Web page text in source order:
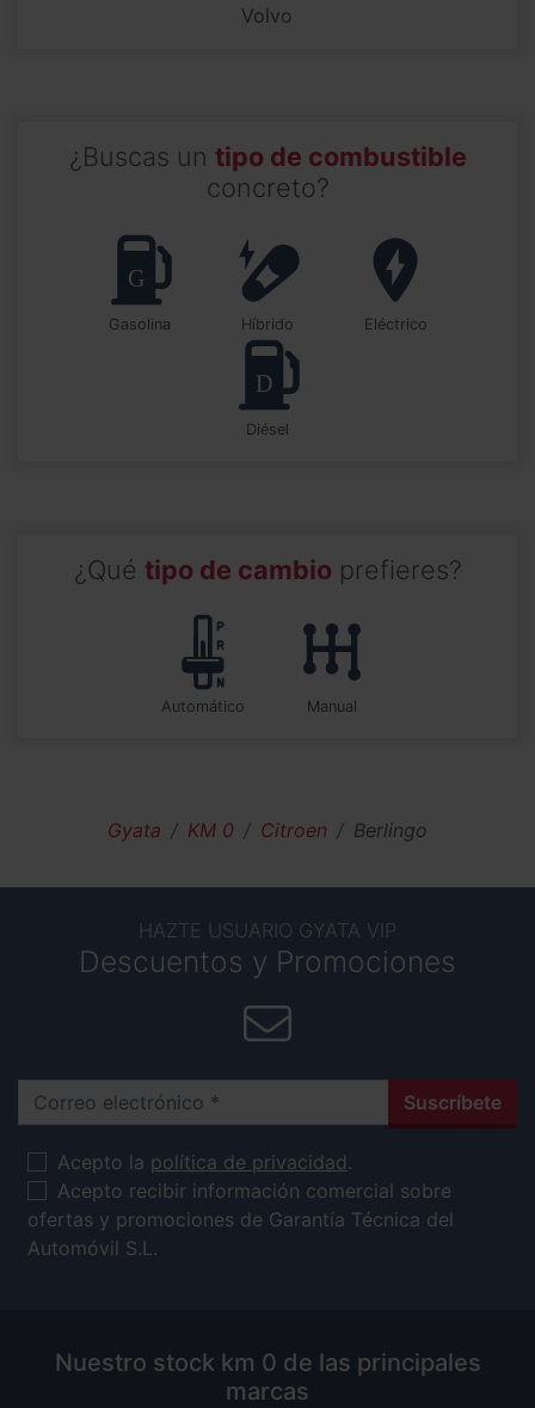
Volvo
¿Buscas un tipo de combustible
concreto?
Gasolina Híbrido Eléctrico
Diésel
¿Qué tipo de cambio prefieres?
automático manual
Gyata KM 0 Citroen Berlingo
HAZTE USUARIO GYATA VIP
Descuentos y Promociones
Correo electrónico Suscríbete
Acepto la política de privacidad.
Acepto recibir información comercial sobre
ofertas y promociones de Garantía Técnica del
Automóvil S.L.
Nuestro stock km 0 de las principales
marcas